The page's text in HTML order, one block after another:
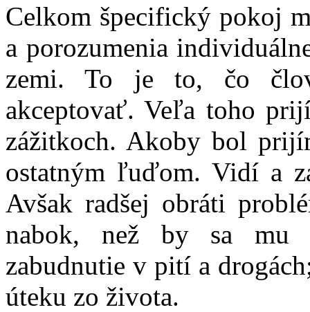
Celkom špecifický pokoj
a porozumenia
zemi. To je to, čo
akceptovať. Veľa toho
zážitkoch. Akoby bol
ostatným ľuďom. Vidí a
Avšak radšej obráti
nabok, než by sa mu
zabudnutie v pití a
úteku zo života.